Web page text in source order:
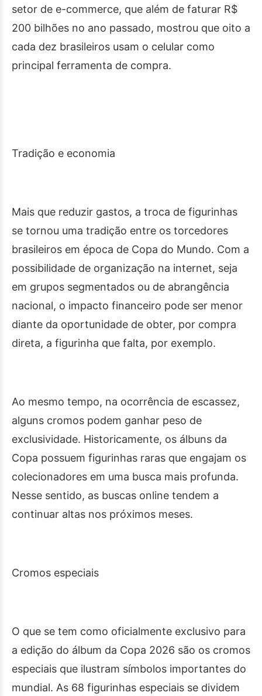
setor de e-commerce, que além de faturar R$
200 bilhões no ano passado, mostrou que oito a
cada dez brasileiros usam o celular como
principal ferramenta de compra.
Tradição e economia
Mais que reduzir gastos, a troca de figurinhas
se tornou uma tradição entre os torcedores
brasileiros em época de Copa do Mundo. Com a
possibilidade de organização na internet, seja
em grupos segmentados ou de abrangência
nacional, o impacto financeiro pode ser menor
diante da oportunidade de obter, por compra
direta, a figurinha que falta, por exemplo.
Ao mesmo tempo, na ocorrência de escassez,
alguns cromos podem ganhar peso de
exclusividade. Historicamente, os álbuns da
Copa possuem figurinhas raras que engajam os
colecionadores em uma busca mais profunda.
Nesse sentido, as buscas online tendem a
continuar altas nos próximos meses.
Cromos especiais
O que se tem como oficialmente exclusivo para
a edição do álbum da Copa 2026 são os cromos
especiais que ilustram símbolos importantes do
mundial. As 68 figurinhas especiais se dividem